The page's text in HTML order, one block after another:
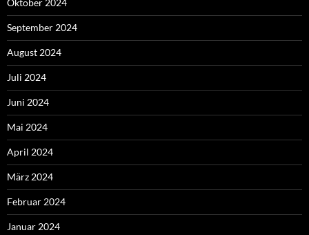
Oktober 2024
September 2024
August 2024
Juli 2024
Juni 2024
Mai 2024
April 2024
März 2024
Februar 2024
Januar 2024